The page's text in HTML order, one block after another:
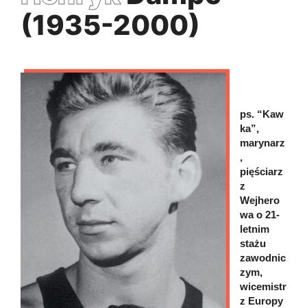
(1935-2000)
ps. “Kaw
ka”,
marynarz
,
pięściarz
z
Wejhero
wa o 21-
letnim
stażu
zawodnic
zym,
wicemistr
z Europy